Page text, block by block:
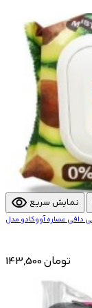
visibility نمایش سریع
143,500 تومان